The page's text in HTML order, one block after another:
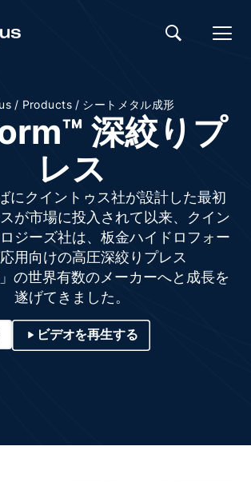
/ Products / シートメタル成形
深絞りプ
レス
にクイントゥス社が設計した最初
が市場に投入されて以来、クイン
ジーズ社は、板金ハイドロフォー
用向けの高圧深絞りプレス
の世界有数のメーカーへと成長を
遂げてきました。
ビデオを再生する